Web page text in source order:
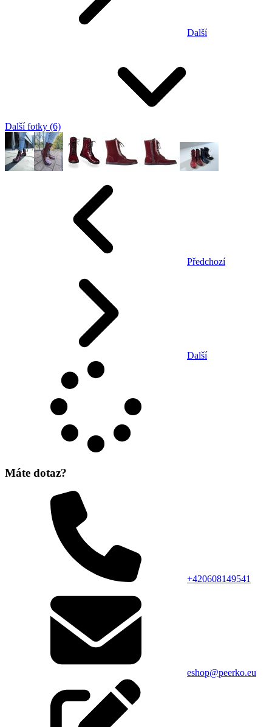
Další
Další fotky (6)
Předchozí
Další
Máte dotaz?
+420608149541
eshop@peerko.eu